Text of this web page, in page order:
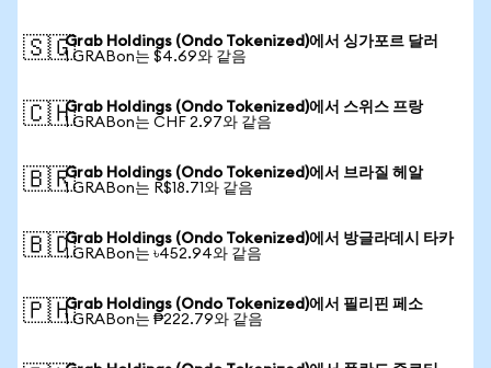
🇸🇬Grab Holdings (Ondo Tokenized)에서 싱가포르 달러
1 GRABon는 $4.69와 같음
🇨🇭Grab Holdings (Ondo Tokenized)에서 스위스 프랑
1 GRABon는 CHF 2.97와 같음
🇧🇷Grab Holdings (Ondo Tokenized)에서 브라질 헤알
1 GRABon는 R$18.71와 같음
🇧🇩Grab Holdings (Ondo Tokenized)에서 방글라데시 타카
1 GRABon는 ৳452.94와 같음
🇵🇭Grab Holdings (Ondo Tokenized)에서 필리핀 페소
1 GRABon는 ₱222.79와 같음